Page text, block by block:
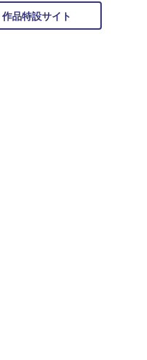
作品特設サイト